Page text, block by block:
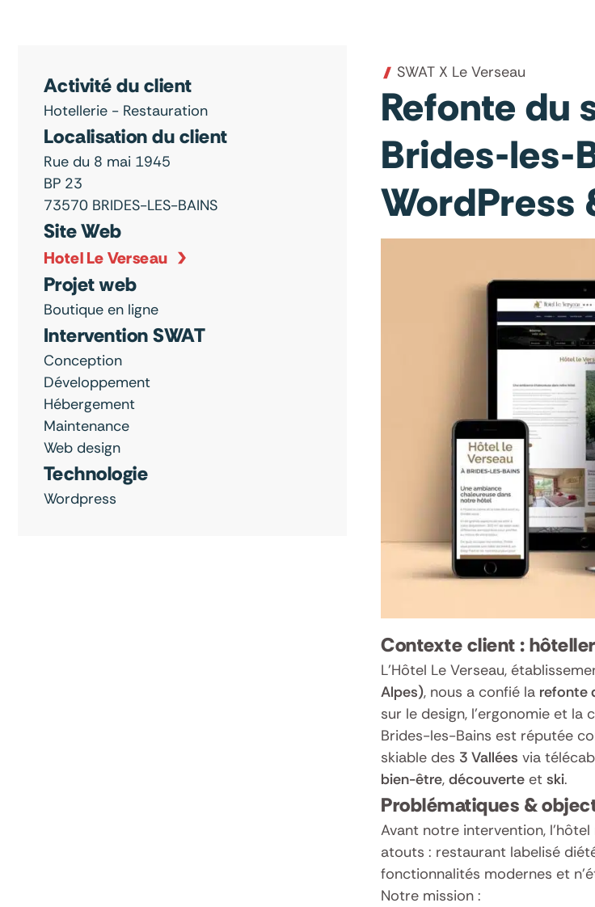
Activité du client
Hotellerie - Restauration
Localisation du client
Rue du 8 mai 1945
BP 23
73570 BRIDES-LES-BAINS
Site Web
Hotel Le Verseau
Projet web
Boutique en ligne
Intervention SWAT
Conception
Développement
Hébergement
Maintenance
Web design
Technologie
Wordpress
SWAT X Le Verseau
Refonte du
Brides-les-
WordPress
Contexte client :
L’Hôtel Le Verseau,
Alpes), nous a confié la refonte
sur le design, l’ergonomie et la
Brides-les-Bains est réputée
skiable des 3 Vallées via
bien-être,découverte etski.
Problématiques &
Avant notre intervention,
atouts : restaurant labelisé
fonctionnalités modernes et
Notre mission :